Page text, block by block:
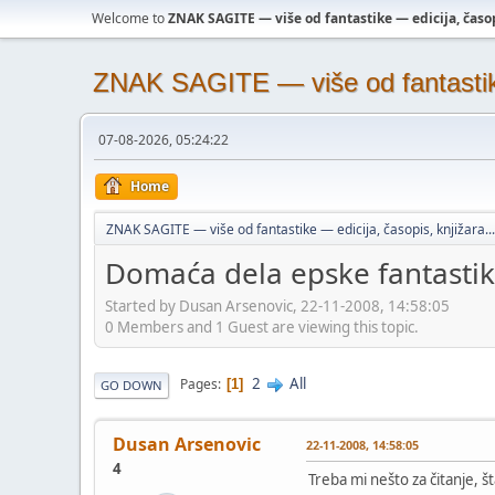
Welcome toZNAK SAGITE — više od fantastike — edicija,
ZNAK SAGITE — više od
07-08-2026, 05:24:22
Home
ZNAK SAGITE — više od fantastike — edicija, časopis, knjižara...
Domaća dela epske
Started by Dusan Arsenovic, 22-11-2008, 14:58:05
0 Members and 1 Guest are viewing this topic.
GO DOWN Pages 1 2 All
Dusan Arsenovic
4
22-11-2008, 14:58:05
Treba mi nešto za čitanje,